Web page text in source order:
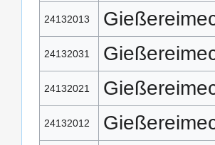
24132013
24132031
24132021
24132012